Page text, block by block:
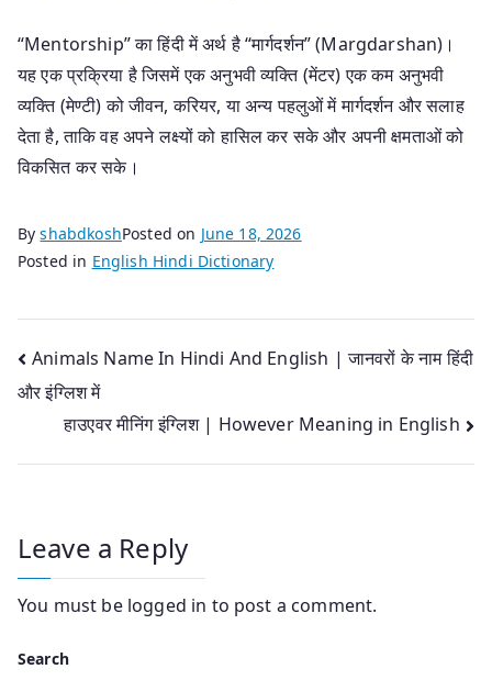
“Mentorship” का हिंदी में अर्थ है “मार्गदर्शन” (Margdarshan)।
यह एक प्रक्रिया है जिसमें एक अनुभवी व्यक्ति (मेंटर) एक कम अनुभवी
व्यक्ति (मेण्टी) को जीवन, करियर, या अन्य पहलुओं में मार्गदर्शन और सलाह
देता है, ताकि वह अपने लक्ष्यों को हासिल कर सके और अपनी क्षमताओं को
विकसित कर सके।
ByshabdkoshPosted on June 18, 2026
Posted in English Hindi Dictionary
Post
navigation
Animals Name In Hindi And English | जानवरों के नाम हिंदी
और इंग्लिश में
हाउएवर मीनिंग इंग्लिश | However Meaning in English
Leave a Reply
You must be logged in to post a comment.
Search